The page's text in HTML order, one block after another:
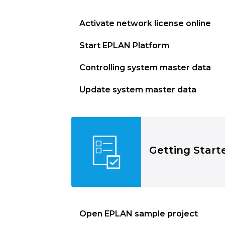
Activate network license online
Start EPLAN Platform
Controlling system master data
Update system master data
Getting
Open EPLAN sample project